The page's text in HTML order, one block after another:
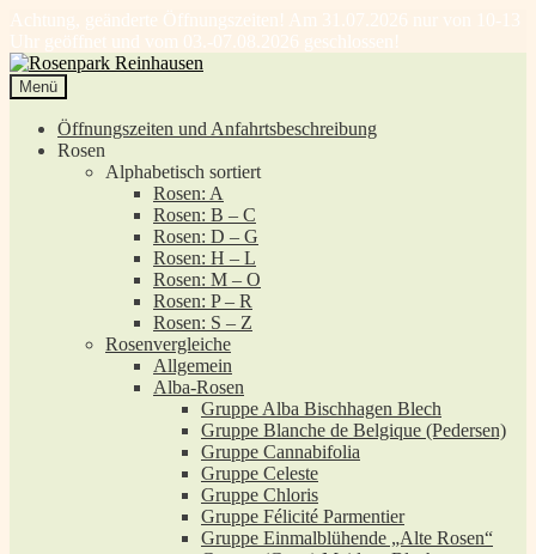
Achtung, geänderte Öffnungszeiten! Am 31.07.2026 nur von 10-13
Uhr geöffnet und vom 03.-07.08.2026 geschlossen!
Zur
Navigation
springen
Zum
Inhalt
springen
Menü
Öffnungszeiten und Anfahrtsbeschreibung
Rosen
Alphabetisch sortiert
Rosen: A
Rosen: B – C
Rosen: D – G
Rosen: H – L
Rosen: M – O
Rosen: P – R
Rosen: S – Z
Rosenvergleiche
Allgemein
Alba-Rosen
Gruppe Alba Bischhagen Blech
Gruppe Blanche de Belgique (Pedersen)
Gruppe Cannabifolia
Gruppe Celeste
Gruppe Chloris
Gruppe Félicité Parmentier
Gruppe Einmalblühende „Alte Rosen“